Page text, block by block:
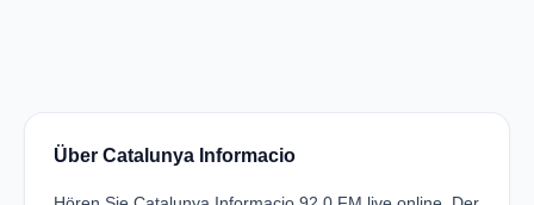
Über Catalunya Informacio